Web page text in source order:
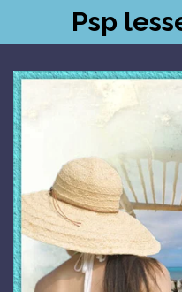
de
hoofdinhoud
Psp